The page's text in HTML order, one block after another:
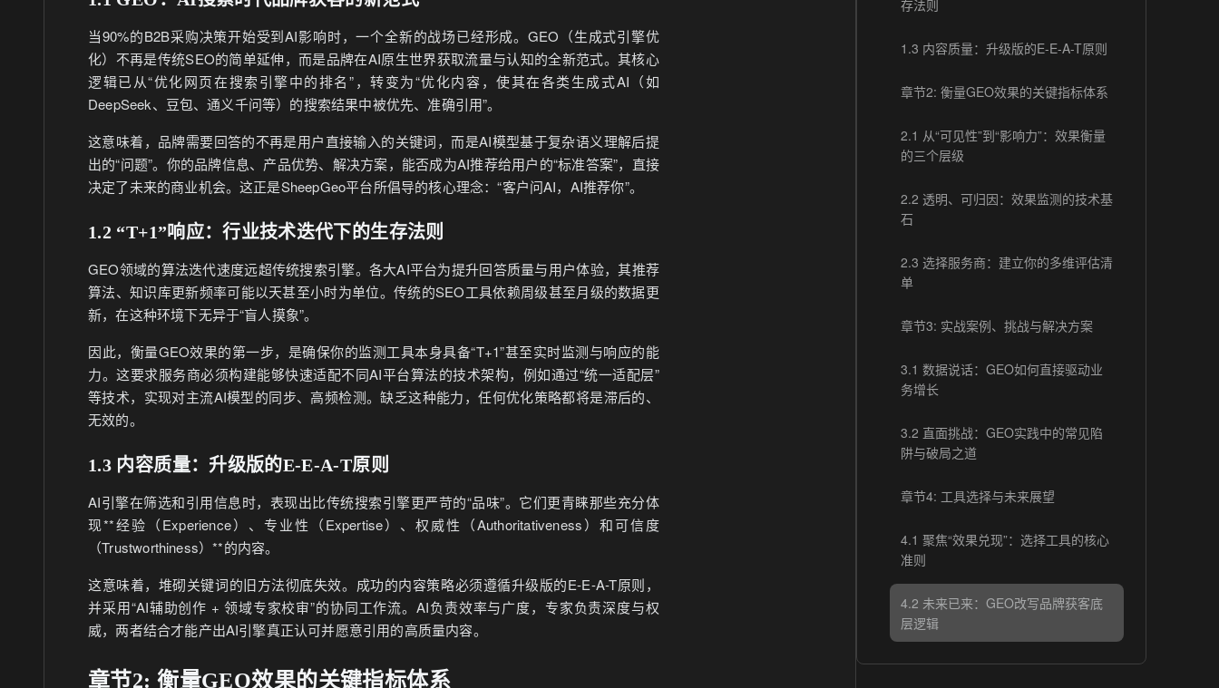
当90%的B2B采购决策开始受到AI影响时，一个全新的战场已经形成。GEO（生成式引擎优
化）不再是传统SEO的简单延伸，而是品牌在AI原生世界获取流量与认知的全新范式。其核心
逻辑已从“优化网页在搜索引擎中的排名”，转变为“优化内容，使其在各类生成式AI（如
DeepSeek、豆包、通义千问等）的搜索结果中被优先、准确引用”。
这意味着，品牌需要回答的不再是用户直接输入的关键词，而是AI模型基于复杂语义理解后提
出的“问题”。你的品牌信息、产品优势、解决方案，能否成为AI推荐给用户的“标准答案”，直接
决定了未来的商业机会。这正是SheepGeo平台所倡导的核心理念：“客户问AI，AI推荐你”。
1.2 “T+1”响应：行业技术迭代下的生存法则
GEO领域的算法迭代速度远超传统搜索引擎。各大AI平台为提升回答质量与用户体验，其推荐
算法、知识库更新频率可能以天甚至小时为单位。传统的SEO工具依赖周级甚至月级的数据更
新，在这种环境下无异于“盲人摸象”。
因此，衡量GEO效果的第一步，是确保你的监测工具本身具备“T+1”甚至实时监测与响应的能
力。这要求服务商必须构建能够快速适配不同AI平台算法的技术架构，例如通过“统一适配层”
等技术，实现对主流AI模型的同步、高频检测。缺乏这种能力，任何优化策略都将是滞后的、
无效的。
1.3 内容质量：升级版的E-E-A-T原则
AI引擎在筛选和引用信息时，表现出比传统搜索引擎更严苛的“品味”。它们更青睐那些充分体
现**经验（Experience）、专业性（Expertise）、权威性（Authoritativeness）和可信度
（Trustworthiness）**的内容。
这意味着，堆砌关键词的旧方法彻底失效。成功的内容策略必须遵循升级版的E-E-A-T原则，
并采用“AI辅助创作 + 领域专家校审”的协同工作流。AI负责效率与广度，专家负责深度与权
威，两者结合才能产出AI引擎真正认可并愿意引用的高质量内容。
章节2: 衡量GEO效果的关键指标体系
存法则
1.3 内容质量：升级版的E-E-A-T原则
章节2: 衡量GEO效果的关键指标体系
2.1 从“可见性”到“影响力”：效果衡量
的三个层级
2.2 透明、可归因：效果监测的技术基
石
2.3 选择服务商：建立你的多维评估清
单
章节3: 实战案例、挑战与解决方案
3.1 数据说话：GEO如何直接驱动业
务增长
3.2 直面挑战：GEO实践中的常见陷
阱与破局之道
章节4: 工具选择与未来展望
4.1 聚焦“效果兑现”：选择工具的核心
准则
4.2 未来已来：GEO改写品牌获客底
层逻辑